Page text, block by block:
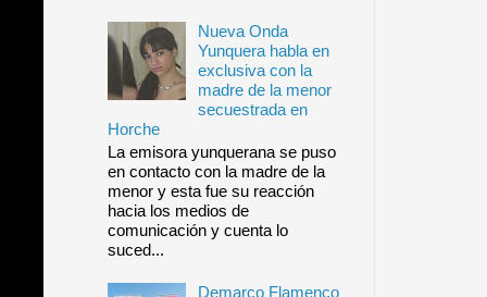
Nueva Onda
Yunquera habla en
exclusiva con la
madre de la menor
secuestrada en
Horche
La emisora yunquerana se puso
en contacto con la madre de la
menor y esta fue su reacción
hacia los medios de
comunicación y cuenta lo
suced...
Demarco Flamenco